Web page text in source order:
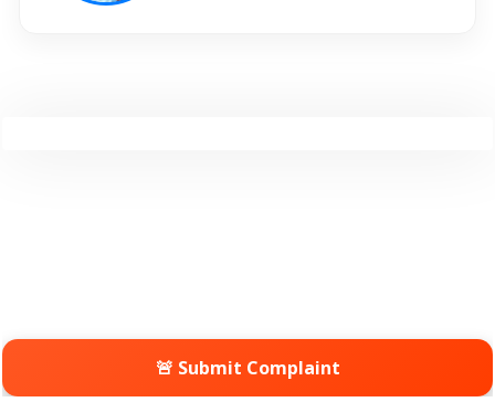
🚨 Submit Complaint